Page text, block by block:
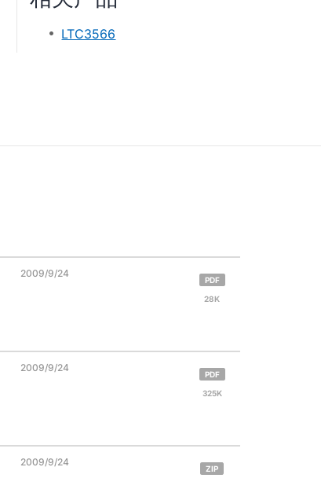
LTC3566
2009/9/24
PDF
28K
2009/9/24
PDF
325K
2009/9/24
ZIP